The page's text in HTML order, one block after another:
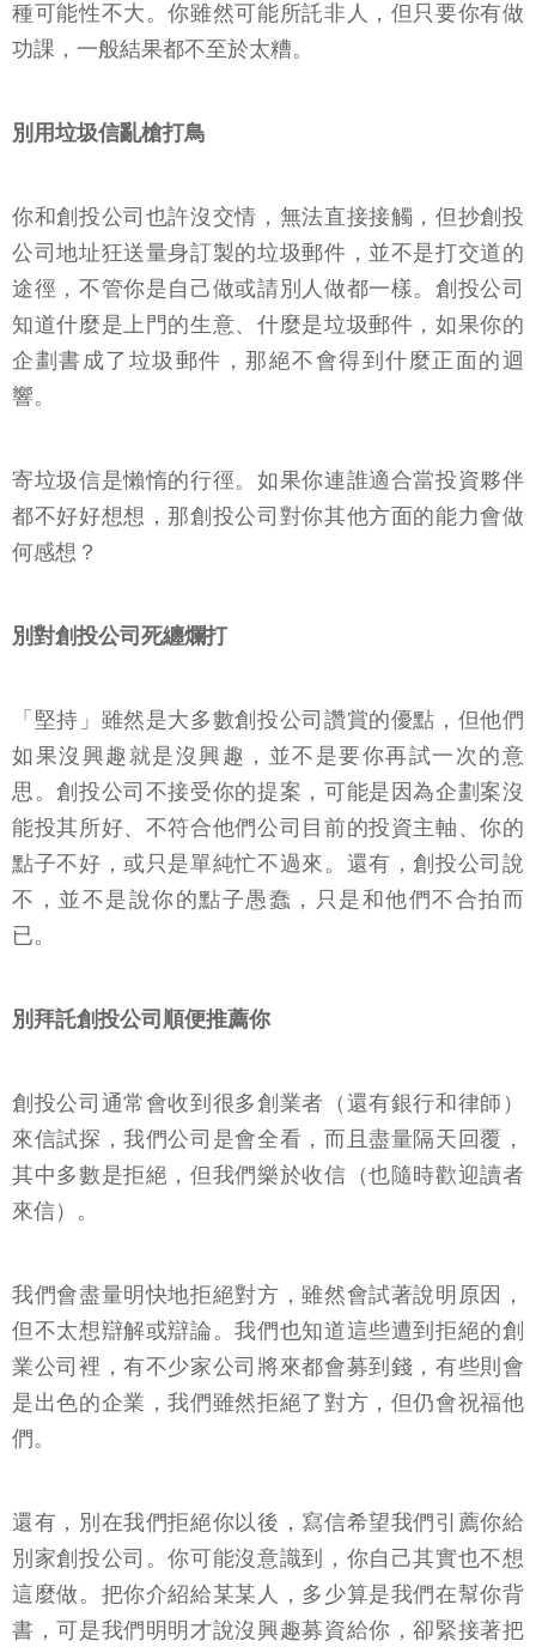
種可能性不大。你雖然可能所託非人，但只要你有做
功課，一般結果都不至於太糟。
別用垃圾信亂槍打鳥
你和創投公司也許沒交情，無法直接接觸，但抄創投
公司地址狂送量身訂製的垃圾郵件，並不是打交道的
途徑，不管你是自己做或請別人做都一樣。創投公司
知道什麼是上門的生意、什麼是垃圾郵件，如果你的
企劃書成了垃圾郵件，那絕不會得到什麼正面的迴
響。
寄垃圾信是懶惰的行徑。如果你連誰適合當投資夥伴
都不好好想想，那創投公司對你其他方面的能力會做
何感想？
別對創投公司死纏爛打
「堅持」雖然是大多數創投公司讚賞的優點，但他們
如果沒興趣就是沒興趣，並不是要你再試一次的意
思。創投公司不接受你的提案，可能是因為企劃案沒
能投其所好、不符合他們公司目前的投資主軸、你的
點子不好，或只是單純忙不過來。還有，創投公司說
不，並不是說你的點子愚蠢，只是和他們不合拍而
已。
別拜託創投公司順便推薦你
創投公司通常會收到很多創業者（還有銀行和律師）
來信試探，我們公司是會全看，而且盡量隔天回覆，
其中多數是拒絕，但我們樂於收信（也隨時歡迎讀者
來信）。
我們會盡量明快地拒絕對方，雖然會試著說明原因，
但不太想辯解或辯論。我們也知道這些遭到拒絕的創
業公司裡，有不少家公司將來都會募到錢，有些則會
是出色的企業，我們雖然拒絕了對方，但仍會祝福他
們。
還有，別在我們拒絕你以後，寫信希望我們引薦你給
別家創投公司。你可能沒意識到，你自己其實也不想
這麼做。把你介紹給某某人，多少算是我們在幫你背
書，可是我們明明才說沒興趣募資給你，卻緊接著把